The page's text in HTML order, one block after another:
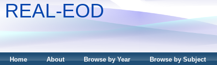
REAL-EOD
Home About Browse by Year Browse by Subject